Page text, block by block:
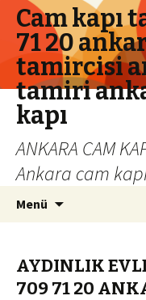
Cam kapı
71 20
tamircisi
tamiri
kapı
ANKARA CAM
Ankara cam
Menü
AYDINLIK
709 71 20